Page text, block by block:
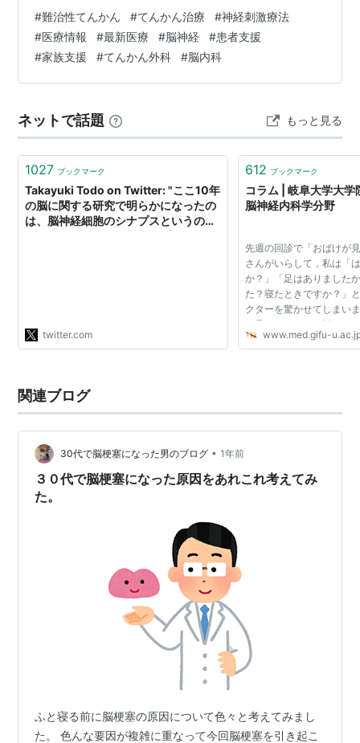
▶ ポイント難治性てんかん治療は、「薬を増やす」から
「早期に外科・刺激を組み合わせる」時代へ移行してい
ます。 「難治性てんかん」とは？ 国際抗てんかん連盟
（ILAE）は、以下のように定義しています。 適切に選
が抑制されない状態…
#難治性てんかん #てんかん治療 #神経刺激療法
#医療情報 #最新医療 #脳神経 #患者支援
#家族支援 #てんかん外科 #脳内科
ネットで話題 もっと見る
1027 ブックマーク
Takayuki Todo on Twitter: "ここ10年
の脳に関する研究で明らかになったの
は、脳神経細胞のシナプスというのは
twitter.com
612 ブックマーク
コラム | 岐阜大学大
脳神経内科学分野
先週の回診で「おばけが
さんがいらして，私は「
か？」「足はありました
た？寝たときですか？」
クターを驚かせてしまい
伝承されるおばけ話のう
患に伴うもの（121/183
www.med.gifu-
関連ブログ
30代で脳梗塞になった男のブログ • 1年前
３０代で脳梗塞になった原因をあれこれ考えてみ
た。
ふと寝る前に脳梗塞の原因について色々と考えてみまし
た。 色んな要因が複雑に重なって今回脳梗塞を引き起こ